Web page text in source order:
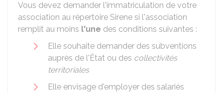
Vous devez demander l'immatriculation de votre
association au répertoire Sirene si l'association
remplit au moins l'une des conditions suivantes :
Elle souhaite demander des subventions
auprès de l'État ou des collectivités
territoriales
Elle envisage d'employer des salariés